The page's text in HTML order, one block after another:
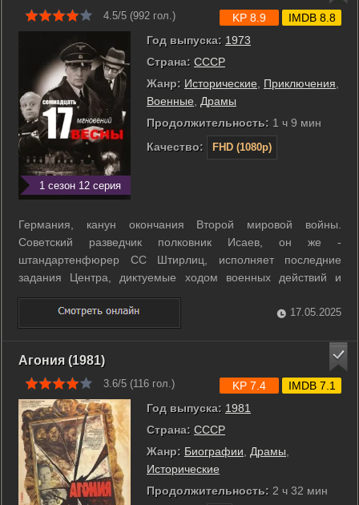
4.5/5 (992 гол.)
1 сезон 12 серия
Год выпуска: 1973
Страна: СССР
Жанр: Исторические Приключения
Военные
Драмы
Продолжительность: 1 ч 9 мин
Качество:
FHD (1080p)
KP 8.9 IMDB 8.8
Германия, канун окончания Второй мировой войны.
Советский разведчик полковник Исаев, он же -
штандартенфюрер СС Штирлиц, исполняет последние
задания Центра, диктуемые ходом военных действий и
политическими интригами верхов противоборствующих
сторон. ...
17.05.2025
Агония (1981)
3.6/5 (116 гол.)
Год выпуска: 1981
Страна: СССР
Жанр: Биографии Драмы
Исторические
Продолжительность: 2 ч 32 мин
KP 7.4 IMDB 7.1